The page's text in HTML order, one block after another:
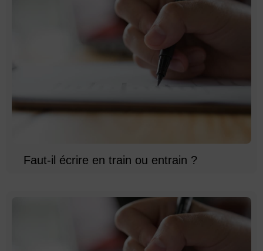
Faut-il écrire en train ou entrain ?